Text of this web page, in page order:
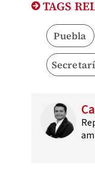
TAGS
Puebla